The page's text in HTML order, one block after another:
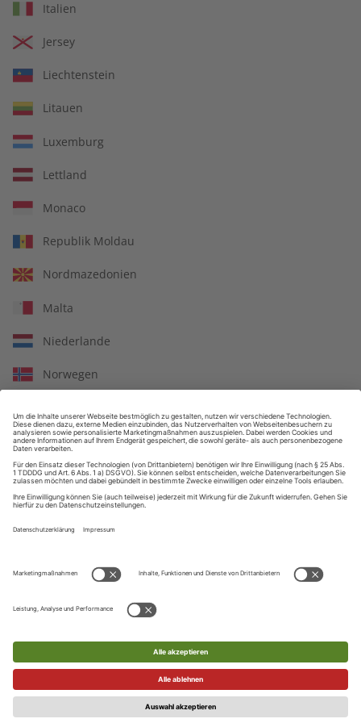
Großer Sprachteil mit Grammatik- und Wortschatzübungen
Lernen in allen relevanten Niveaustufen
ZAHLUNGSARTEN
Ihre Daten werden SSL-verschlüsselt und sicher übertragen
UNSER KUNDENSERVICE
Telefon
+49 (0) 89 / 121 407 10
UNSERE SPRACHEN
Englisch
Italien
Jersey
Liechtenstein
Litauen
Luxemburg
Lettland
Monaco
Republik Moldau
Nordmazedonien
Malta
Niederlande
Norwegen
Portugal
Rumänien
Serbien
Schweden
Slowenien
Slowakei
San Marino